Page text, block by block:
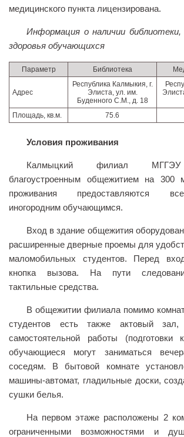
медицинского пункта лицензирована.
Информация о наличии
здоровья обучающихся
Параметр Библиотека
Адрес
Республика Калмыкия, г.
Элиста, ул. им.
Буденного С.М., д. 18
Площадь, кв.м.
75.6
Условия проживания
Калмыцкий филиал МГГЭУ
благоустроенным общежитием на 300
проживания предоставляются
иногородним обучающимся.
Вход в здание общежития
расширенные дверные проемы для
маломобильных студентов. Перед
кнопка вызова. На пути
тактильные средства.
В общежитии филиала помимо
студентов есть также актовый зал,
самостоятельной работы (подготовки
обучающиеся могут заниматься
соседям. В бытовой комнате
машины-автомат, гладильные доски,
сушки белья.
На первом этаже расположены 2
ограниченными возможностями и